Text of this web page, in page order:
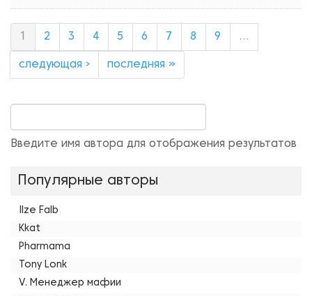
2 3 4 5 6 7 8 9 …
следующая › последняя »
Введите имя автора для отображения результатов
Популярные авторы
Ilze Falb
Kkat
Pharmama
Tony Lonk
V. Менеджер мафии